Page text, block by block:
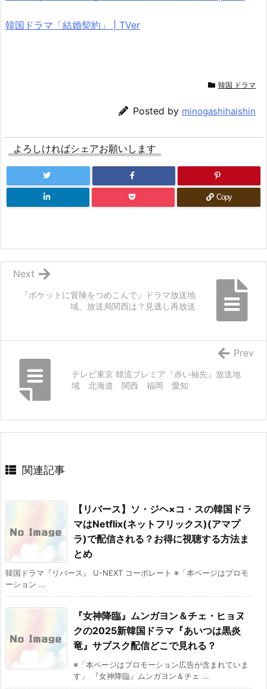
韓国ドラマ「結婚契約」 | TVer
韓国 ドラマ
Posted by minogashihaishin
よろしければシェアお願いします
Copy
『ポケットに冒険をつめこんで』ドラマ放送地
域、放送局関西は？見逃し再放送
Next
テレビ東京 韓流プレミア『赤い袖先』放送地
域 北海道 関西 福岡 愛知
Prev
関連記事
【リバース】ソ・ジヘ×コ・スの韓国ドラ
マはNetflix(ネットフリックス)(アマプ
ラ)で配信される？お得に視聴する方法ま
とめ
韓国ドラマ『リバース』 U-NEXT コーポレート ※「本ページはプロモ
ーション ...
『女神降臨』ムンガヨン＆チェ・ヒョヌ
クの2025新韓国ドラマ『あいつは黒炎
竜』サブスク配信どこで見れる？
※「本ページはプロモーション広告が含まれていま
す」 『女神降臨』ムンガヨン＆チェ ...